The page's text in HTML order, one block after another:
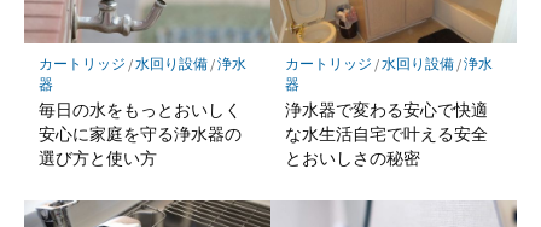
カートリッジ /水回り設備/浄水
器
毎日の水をもっとおいしく
安心に家庭を守る浄水器の
選び方と使い方
カートリッジ /水回り設備/浄水
器
浄水器で変わる安心で快適
な水生活自宅で叶える安全
とおいしさの秘密